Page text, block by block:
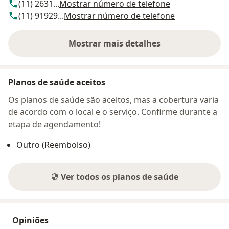
(11) 2631...Mostrar número de telefone
(11) 91929...Mostrar número de telefone
Mostrar mais detalhes
sobre o endereço
Planos de saúde aceitos
Os planos de saúde são aceitos, mas a cobertura varia
de acordo com o local e o serviço. Confirme durante a
etapa de agendamento!
Outro (Reembolso)
Ver todos os planos de saúde
Opiniões